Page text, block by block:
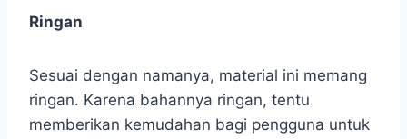
Ringan
Sesuai dengan namanya, material ini memang
ringan. Karena bahannya ringan, tentu
memberikan kemudahan bagi pengguna untuk